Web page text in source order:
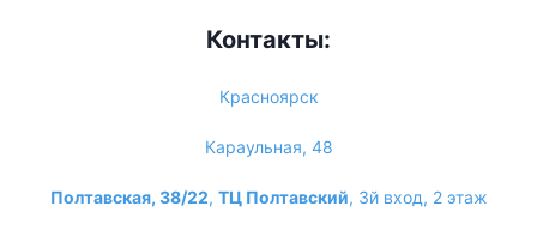
Контакты:
Красноярск
Караульная, 48
Полтавская, 38/22, ТЦ Полтавский, 3й вход, 2 этаж